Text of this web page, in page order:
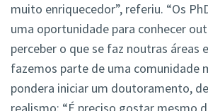
muito enriquecedor”, referiu. “Os
uma oportunidade para conhecer
perceber o que se faz noutras áreas
fazemos parte de uma comunidade
pondera iniciar um doutoramento,